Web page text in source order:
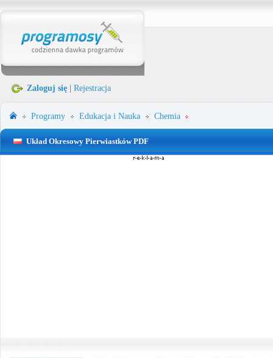
Zaloguj się Rejestracja
Programy Edukacja i Nauka Chemia
Układ Okresowy Pierwiastków PDF